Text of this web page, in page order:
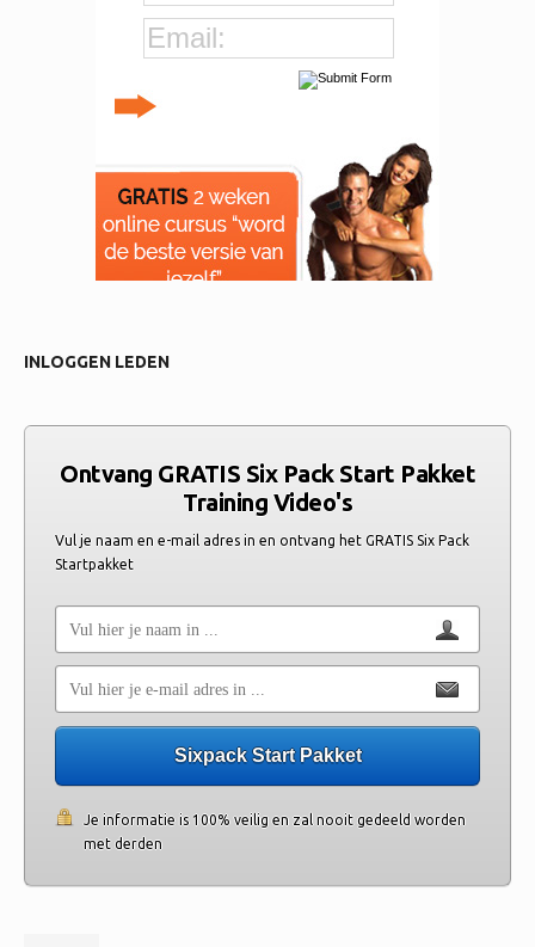
INLOGGEN LEDEN
Ontvang GRATIS Six Pack Start Pakket
Training Video's
Vul je naam en e-mail adres in en ontvang het GRATIS Six Pack
Startpakket
Sixpack Start Pakket
Je informatie is 100% veilig en zal nooit gedeeld worden
met derden